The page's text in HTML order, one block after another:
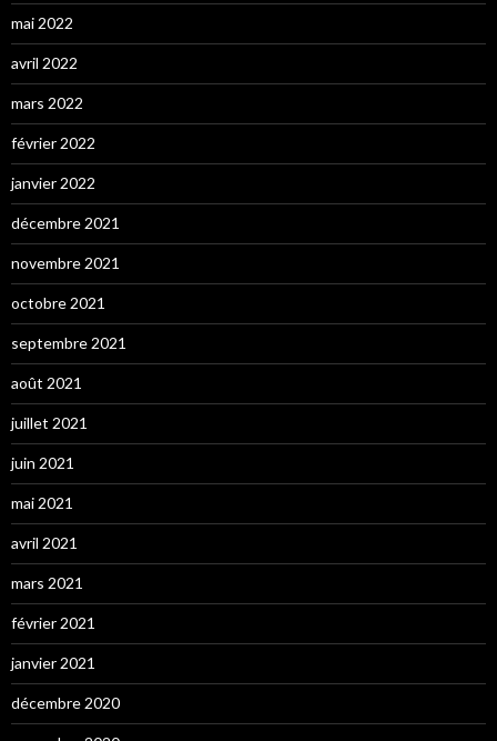
mai 2022
avril 2022
mars 2022
février 2022
janvier 2022
décembre 2021
novembre 2021
octobre 2021
septembre 2021
août 2021
juillet 2021
juin 2021
mai 2021
avril 2021
mars 2021
février 2021
janvier 2021
décembre 2020